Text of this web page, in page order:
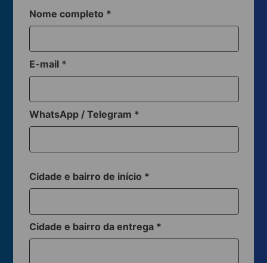
Nome completo *
E-mail *
WhatsApp / Telegram *
Cidade e bairro de início *
Cidade e bairro da entrega *